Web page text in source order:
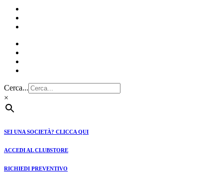
Cerca...
×
SEI UNA SOCIETÀ? CLICCA QUI
ACCEDI AL CLUBSTORE
RICHIEDI PREVENTIVO